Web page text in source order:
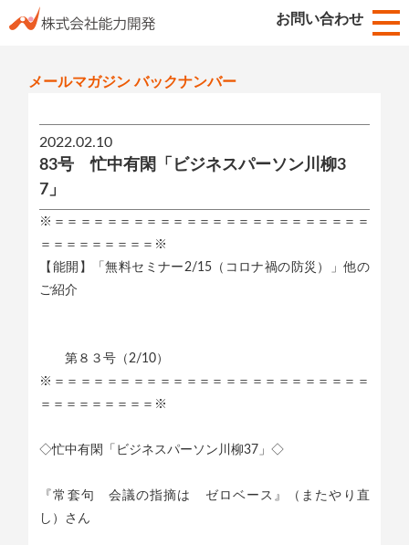
お問い合わせ
お知らせ
HOME
メールマガジン バックナンバー
2022.02.10
83号 忙中有閑「ビジネスパーソン川柳3
7」
※＝＝＝＝＝＝＝＝＝＝＝＝＝＝＝＝＝＝＝＝＝＝＝＝
＝＝＝＝＝＝＝＝＝※
【能開】「無料セミナー2/15（コロナ禍の防災）」他の
ご紹介
第８３号（2/10）
※＝＝＝＝＝＝＝＝＝＝＝＝＝＝＝＝＝＝＝＝＝＝＝＝
＝＝＝＝＝＝＝＝＝※
◇忙中有閑「ビジネスパーソン川柳37」◇
『常套句 会議の指摘は ゼロベース』（またやり直
し）さん